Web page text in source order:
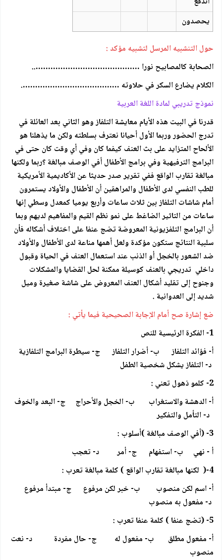
يحصدون
حول التنشبيه المرسل لتشبيه مؤكد :
الصحابة كالمصابيح نورا ……………………………………..
الكلام يضارع السكر في حلاوته ………………………………….
نموذج تدريبي لمادة اللغة العربية
قدرنا في البيت هذه الأيام معايشة التلفاز وهو الثاني بعد العائلة في
تدرج الحضور وربما الأول أحيانا نعترف بسلطته ولكن ما يذهلنا هو
الألحاح المتزايد على بث العنف كيفما كان وفي أي وقت كان حتى في
البرامج الترفيهية وفي برامج الأطفال أفي الوصف مبالغة ؟ربما ولكنها
مبالغة تقارب الواقع ففي تقرير صدر حديثا عن الأكاديمية الأمريكية
للطب النفسي لدى الأطفال والمراهقين أن الأطفال والأولاد يستمرون
أمام شاشات التلفاز بين ثلاث ساعات وأربع يوميا كمعدل وسطي إنها
ساعات من التاثير الضاغط على نمو نظم القيم والمفاهيم لديهم وبما
أن البرامج التلفزيونية المعروضة تضج عنفا على اختلاف أشكاله فأن
سلبية النتائج ستكون مؤكدة ولعل أهمها مناعة لدى الأطفال والأولاد
ضد الشعور بالخجل أو الذنب عند استعمال العنف في الحياة وقبول
داخلي تدريجي بالعنف كوسيلة ممكنة لحل القضايا والمشكلات
وجنوح إلى تقليد أشكال العنف المعروض على شاشة صغيرة وميل
شديد إلى العدوانية .
ضع إشارة صح أمام الإجابة الصحيحية فيما يأتي :
1- الفكرة الرئيسية للنص
أ- فؤائد التلفاز ب- أضرار التلفاز ج- سيطرة البرامج التلفازية
د- التلفاز يشكل شخصية الطفل
2- كلمو ذهول تعني :
أ- الدهشة والاستغراب ب- الخجل والأحراج ج- البعد والخوف
د- التأمل والتفكير
3- (أفي الوصف مبالغة )أسلوب :
أ - نهي ب- استفهام ج- أمر د- تعجب
4-( لكنها مبالغة تقارب الواقع ) كلمة مبالغة تعرب :
أ- اسم لكن منصوب ب- خبر لكن مرفوع ج- مبتدأ مرفوع
د- مفعول به منصوب
5- (تضج عنفا ) كلمة عنفا تعرب :
أ- مفعول مطلق ب- مفعول له ج- حال مفردة د- نعت
منصوب